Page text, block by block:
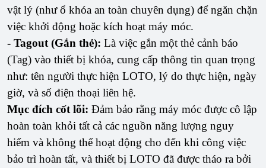
vật lý (như ổ khóa an toàn chuyên dụng) để ngăn chặn
việc khởi động hoặc kích hoạt máy móc.
- Tagout (Gắn thẻ): Là việc gắn một thẻ cảnh báo
(Tag) vào thiết bị khóa, cung cấp thông tin quan trọng
như: tên người thực hiện LOTO, lý do thực hiện, ngày
giờ, và số điện thoại liên hệ.
Mục đích cốt lõi: Đảm bảo rằng máy móc được cô lập
hoàn toàn khỏi tất cả các nguồn năng lượng nguy
hiểm và không thể hoạt động cho đến khi công việc
bảo trì hoàn tất, và thiết bị LOTO đã được tháo ra bởi